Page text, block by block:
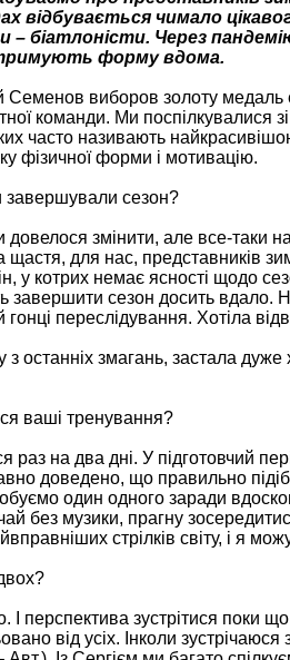
відбувається чимало
– біатлоністи. Через
форму вдома.
виборов золоту медаль
команди. Ми
часто називають
фізичної форми і мотивацію.
завершували сезон?
змінити, але все-таки
для нас, представників
у котрих немає ясності щодо
сезон досить вдало.
переслідування. Хотіла
останніх змагань, застала
ваші тренування?
раз на два дні. У підготовчий
доведено, що правильно
один одного заради
без музики, прагну
стрілків світу, і я
І перспектива зустрітися поки
від усіх. Інколи зустрічаюся